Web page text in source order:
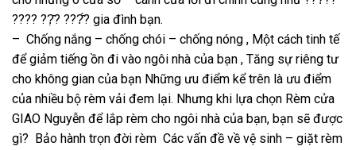
???? ??̣̂? ???̂́? gia đình bạn.
– Chống nắng – chống chói – chống nóng , Một cách tinh tế
để giảm tiếng ồn đi vào ngôi nhà của bạn , Tăng sự riêng tư
cho không gian của bạn Những ưu điểm kể trên là ưu điểm
của nhiều bộ rèm vải đem lại. Nhưng khi lựa chọn Rèm cửa
GIAO Nguyễn để lắp rèm cho ngôi nhà của bạn, bạn sẽ được
gì? Bảo hành trọn đời rèm Các vấn đề về vệ sinh – giặt rèm